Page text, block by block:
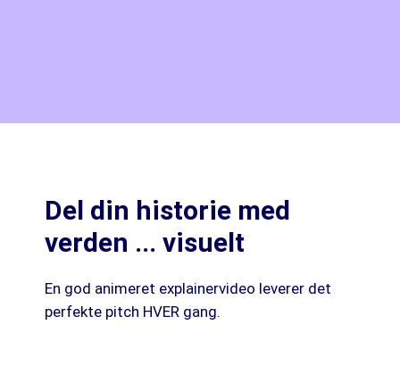
Del din historie med
verden ... visuelt
En god animeret explainervideo leverer det
perfekte pitch HVER gang.